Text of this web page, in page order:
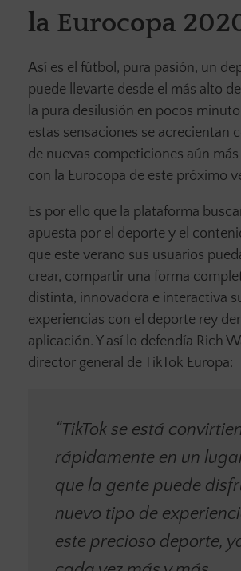
la Eurocopa
Así es el fútbol, pura pasión, un
puede llevarte desde el más alto
la pura desilusión en pocos
estas sensaciones se acrecientan
de nuevas competiciones aún
con la Eurocopa de este próximo
Es por ello que la plataforma
apuesta por el deporte y el
que este verano sus usuarios
crear, compartir una forma
distinta, innovadora e interactiva
experiencias con el deporte rey
aplicación. Y así lo defendía Rich
director general de TikTok Europa:
“TikTok se está
rápidamente en un
que la gente puede
nuevo tipo de
este precioso deporte,